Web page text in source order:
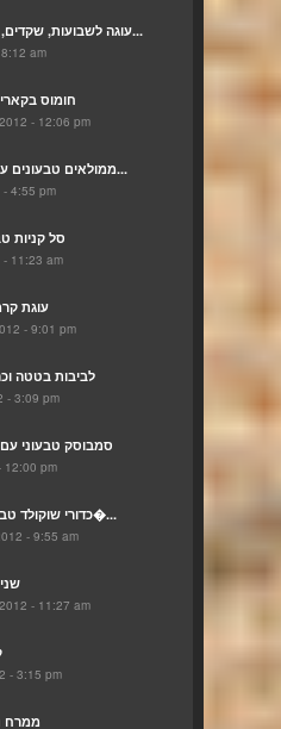
עוגה לשבועות, שקדים, תמרים, תאנים...
am
חומוס
- 12:06 pm
ממולאים טבעונים עם אורז ופטריות...
- 4:55 pm
סל קניות
- 11:23 am
עוגת
- 9:01 pm
לביבות בטטה
- 3:09 pm
סמבוסק טבעוני
12:00 pm
כדורי שוקולד טבעוניים קלים לה�...
- 9:55 am
- 11:27 am
- 3:15 pm
ממרח